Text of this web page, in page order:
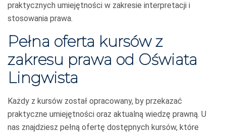
praktycznych umiejętności w zakresie interpretacji i
stosowania prawa.
Pełna oferta kursów z
zakresu prawa od Oświata
Lingwista
Każdy z kursów został opracowany, by przekazać
praktyczne umiejętności oraz aktualną wiedzę prawną. U
nas znajdziesz pełną ofertę dostępnych kursów, które